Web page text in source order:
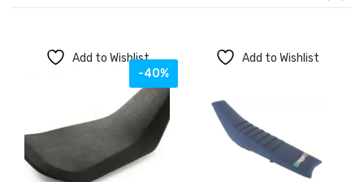
Add to Wishlist
-40%
Add to Wishlist